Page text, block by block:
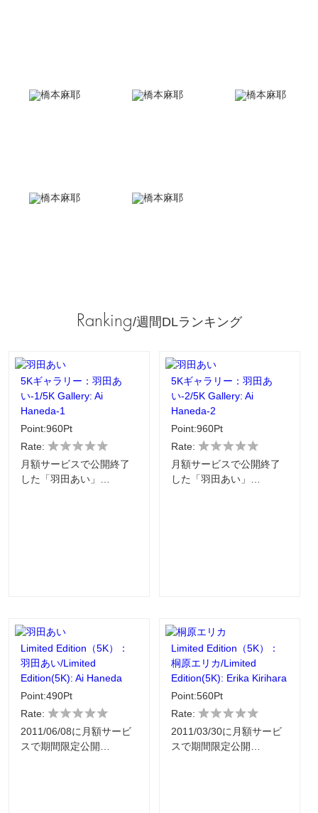
Ranking/週間DLランキング
5Kギャラリー：羽田あ
い-1/5K Gallery: Ai
Haneda-1
Point:960Pt
Rate:
月額サービスで公開終了
した「羽田あい」…
5Kギャラリー：羽田あ
い-2/5K Gallery: Ai
Haneda-2
Point:960Pt
Rate:
月額サービスで公開終了
した「羽田あい」…
Limited Edition（5K）：
羽田あい/Limited
Edition(5K): Ai Haneda
Point:490Pt
Rate:
2011/06/08に月額サービ
スで期間限定公開…
Limited Edition（5K）：
桐原エリカ/Limited
Edition(5K): Erika Kirihara
Point:560Pt
Rate:
2011/03/30に月額サービ
スで期間限定公開…